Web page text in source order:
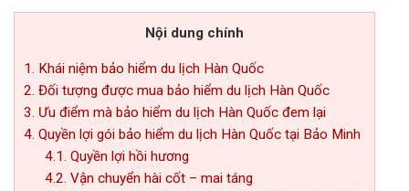
Nội dung chính
1. Khái niệm bảo hiểm du lịch Hàn Quốc
2. Đối tượng được mua bảo hiểm du lịch Hàn Quốc
3. Ưu điểm mà bảo hiểm du lịch Hàn Quốc đem lại
4. Quyền lợi gói bảo hiểm du lịch Hàn Quốc tại Bảo Minh
4.1. Quyền lợi hồi hương
4.2. Vận chuyển hài cốt – mai táng